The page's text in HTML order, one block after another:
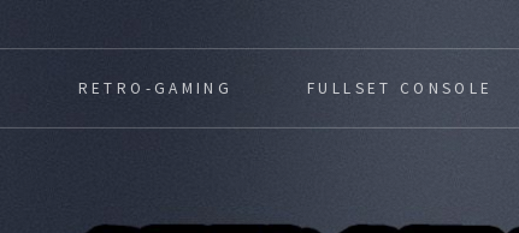
RETRO-GAMING FULLSET CONSOLE